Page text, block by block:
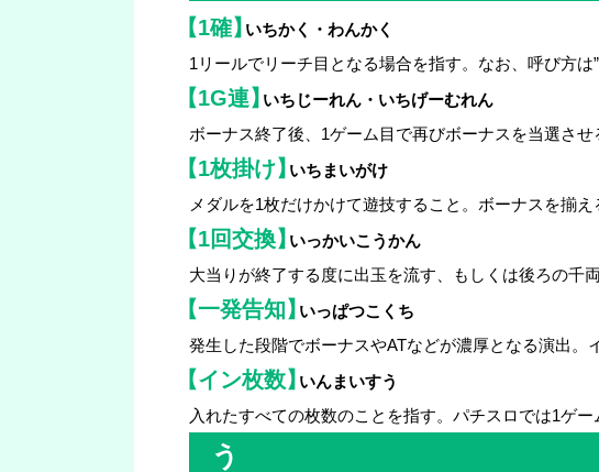
【1確】いちかく・わんかく
1リールでリーチ目となる場合を指す。なお、呼び方は
【1G連】いちじーれん・いちげーむれん
ボーナス終了後、1ゲーム目で再びボーナスを当選させ
【1枚掛け】いちまいがけ
メダルを1枚だけかけて遊技すること。ボーナスを揃
【1回交換】いっかいこうかん
大当りが終了する度に出玉を流す、もしくは後ろの千
【一発告知】いっぱつこくち
発生した段階でボーナスやATなどが濃厚となる演出
【イン枚数】いんまいすう
入れたすべての枚数のことを指す。パチスロでは1ゲ
う